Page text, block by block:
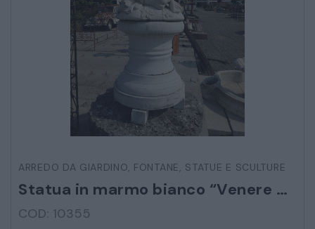
MATERIALI E STRUTTURE
MODERNARIATO
STILI ED ESPOSIZIONE
VEICOLI D’EPOCA
ARREDO DA GIARDINO, FONTANE, STATUE E SCULTURE
Statua in marmo bianco “Venere bagnante”
COD: 10355